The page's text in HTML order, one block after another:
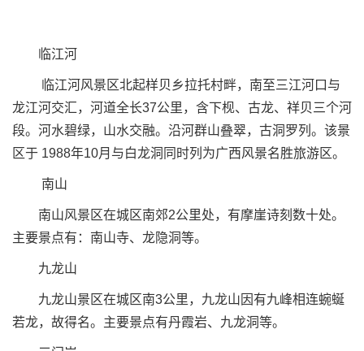
临江河
临江河风景区北起样贝乡拉托村畔，南至三江河口与
龙江河交汇，河道全长37公里，含下枧、古龙、祥贝三个河
段。河水碧绿，山水交融。沿河群山叠翠，古洞罗列。该景
区于 1988年10月与白龙洞同时列为广西风景名胜旅游区。
南山
南山风景区在城区南郊2公里处，有摩崖诗刻数十处。
主要景点有：南山寺、龙隐洞等。
九龙山
九龙山景区在城区南3公里，九龙山因有九峰相连蜿蜒
若龙，故得名。主要景点有丹霞岩、九龙洞等。